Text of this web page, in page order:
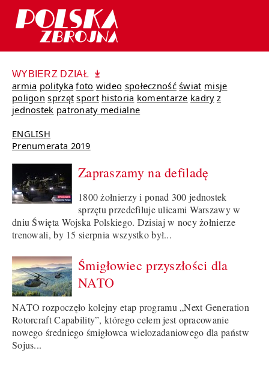
WYBIERZ DZIAŁ
armia polityka foto wideo społeczność świat misje
poligon sprzęt sport historia komentarze kadry z
jednostek patronaty medialne
ENGLISH
Prenumerata 2019
Zapraszamy na defiladę
1800 żołnierzy i ponad 300 jednostek
sprzętu przedefiluje ulicami Warszawy w
dniu Święta Wojska Polskiego. Dzisiaj w nocy żołnierze
trenowali, by 15 sierpnia wszystko był...
Śmigłowiec przyszłości dla
NATO
NATO rozpoczęło kolejny etap programu „Next Generation
Rotorcraft Capability”, którego celem jest opracowanie
nowego średniego śmigłowca wielozadaniowego dla państw
Sojus...